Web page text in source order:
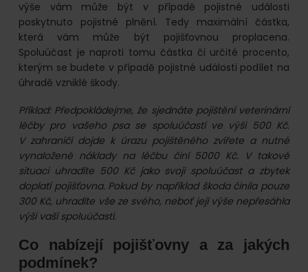
výše vám může být v případě pojistné události
poskytnuto pojistné plnění. Tedy maximální částka,
která vám může být pojišťovnou proplacena.
Spoluúčast je naproti tomu částka či určité procento,
kterým se budete v případě pojistné události podílet na
úhradě vzniklé škody.
Příklad: Předpokládejme, že sjednáte pojištění veterinární
léčby pro vašeho psa se spoluúčastí ve výši 500 Kč.
V zahraničí dojde k úrazu pojištěného zvířete a nutné
vynaložené náklady na léčbu činí 5000 Kč. V takové
situaci uhradíte 500 Kč jako svoji spoluúčast a zbytek
doplatí pojišťovna. Pokud by například škoda činila pouze
300 Kč, uhradíte vše ze svého, neboť její výše nepřesáhla
výši vaší spoluúčasti.
Co nabízejí pojišťovny a za jakých
podmínek?